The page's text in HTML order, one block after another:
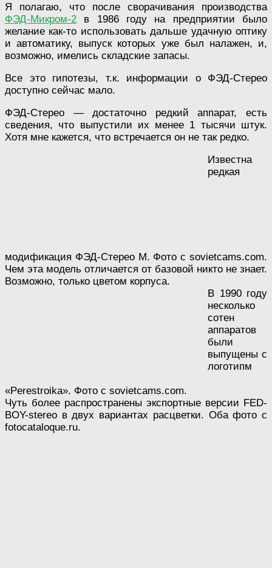
Я полагаю, что после сворачивания производства
ФЭД-Микром-2 в 1986 году на предприятии было
желание как-то использовать дальше удачную оптику
и автоматику, выпуск которых уже был налажен, и,
возможно, имелись складские запасы.
Все это гипотезы, т.к. информации о ФЭД-Стерео
доступно сейчас мало.
ФЭД-Стерео — достаточно редкий аппарат, есть
сведения, что выпустили их менее 1 тысячи штук.
Хотя мне кажется, что встречается он не так редко.
Известна
редкая
модификация ФЭД-Стерео М. Фото с sovietcams.com.
Чем эта модель отличается от базовой никто не знает.
Возможно, только цветом корпуса.
В 1990 году
несколько
сотен
аппаратов
были
выпущены с
логотипм
«Perestroika». Фото с sovietcams.com.
Чуть более распространены экспортные версии FED-
BOY-stereo в двух вариантах расцветки. Оба фото с
fotocataloque.ru.